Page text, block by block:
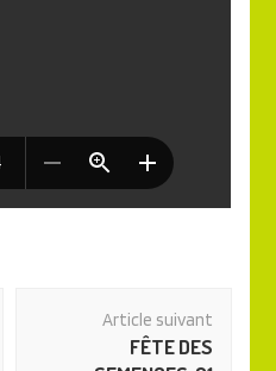
Article suivant
FÊTE DES